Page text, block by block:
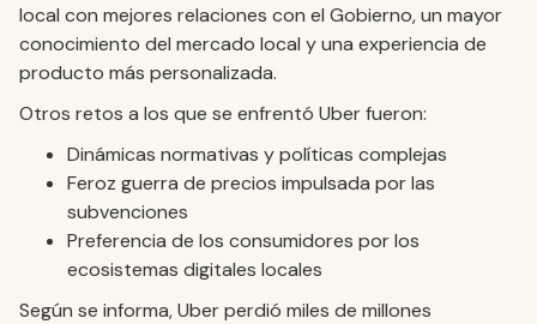
local con mejores relaciones con el Gobierno, un mayor
conocimiento del mercado local y una experiencia de
producto más personalizada.
Otros retos a los que se enfrentó Uber fueron:
Dinámicas normativas y políticas complejas
Feroz guerra de precios impulsada por las
subvenciones
Preferencia de los consumidores por los
ecosistemas digitales locales
Según se informa, Uber perdió miles de millones